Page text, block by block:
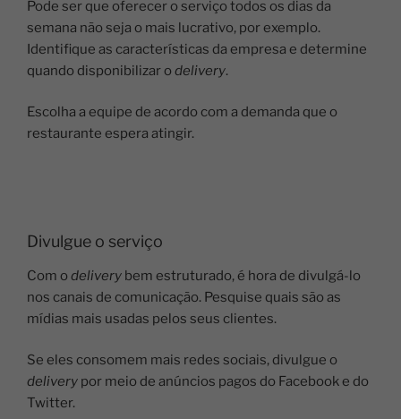
Pode ser que oferecer o serviço todos os dias da
semana não seja o mais lucrativo, por exemplo.
Identifique as características da empresa e determine
quando disponibilizar o delivery.
Escolha a equipe de acordo com a demanda que o
restaurante espera atingir.
Divulgue o serviço
Com o delivery bem estruturado, é hora de divulgá-lo
nos canais de comunicação. Pesquise quais são as
mídias mais usadas pelos seus clientes.
Se eles consomem mais redes sociais, divulgue o
delivery por meio de anúncios pagos do Facebook e do
Twitter.